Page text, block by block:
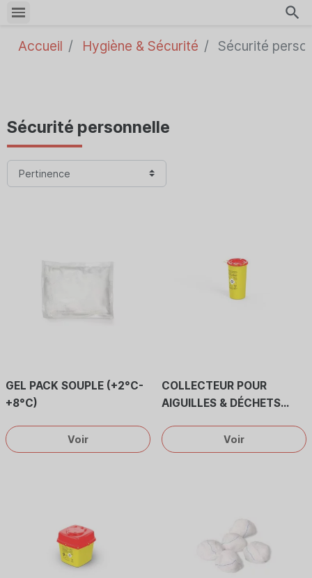
search
Accueil Hygiène & Sécurité Sécurité
Sécurité personnelle
GEL PACK SOUPLE (+2°C-
+8°C)
Voir
COLLECTEUR POUR
AIGUILLES & DÉCHETS
Voir